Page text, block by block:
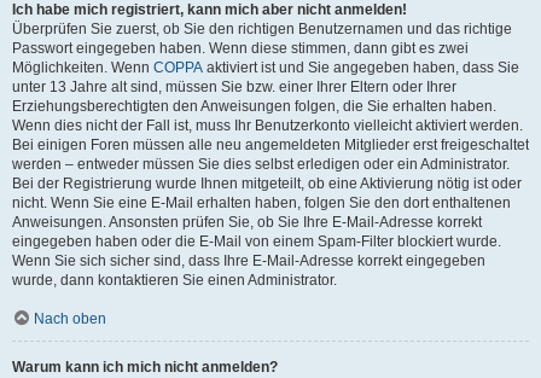
Ich habe mich registriert, kann mich aber nicht anmelden!
Überprüfen Sie zuerst, ob Sie den richtigen Benutzernamen und das richtige
Passwort eingegeben haben. Wenn diese stimmen, dann gibt es zwei
Möglichkeiten. Wenn COPPA aktiviert ist und Sie angegeben haben, dass Sie
unter 13 Jahre alt sind, müssen Sie bzw. einer Ihrer Eltern oder Ihrer
Erziehungsberechtigten den Anweisungen folgen, die Sie erhalten haben.
Wenn dies nicht der Fall ist, muss Ihr Benutzerkonto vielleicht aktiviert werden.
Bei einigen Foren müssen alle neu angemeldeten Mitglieder erst freigeschaltet
werden – entweder müssen Sie dies selbst erledigen oder ein Administrator.
Bei der Registrierung wurde Ihnen mitgeteilt, ob eine Aktivierung nötig ist oder
nicht. Wenn Sie eine E-Mail erhalten haben, folgen Sie den dort enthaltenen
Anweisungen. Ansonsten prüfen Sie, ob Sie Ihre E-Mail-Adresse korrekt
eingegeben haben oder die E-Mail von einem Spam-Filter blockiert wurde.
Wenn Sie sich sicher sind, dass Ihre E-Mail-Adresse korrekt eingegeben
wurde, dann kontaktieren Sie einen Administrator.
Nach oben
Warum kann ich mich nicht anmelden?